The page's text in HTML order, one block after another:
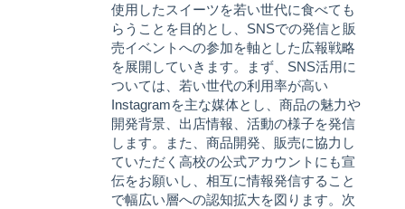
使用したスイーツを若い世代に食べても
らうことを目的とし、SNSでの発信と販
売イベントへの参加を軸とした広報戦略
を展開していきます。まず、SNS活用に
ついては、若い世代の利用率が高い
Instagramを主な媒体とし、商品の魅力や
開発背景、出店情報、活動の様子を発信
します。また、商品開発、販売に協力し
ていただく高校の公式アカウントにも宣
伝をお願いし、相互に情報発信すること
で幅広い層への認知拡大を図ります。次